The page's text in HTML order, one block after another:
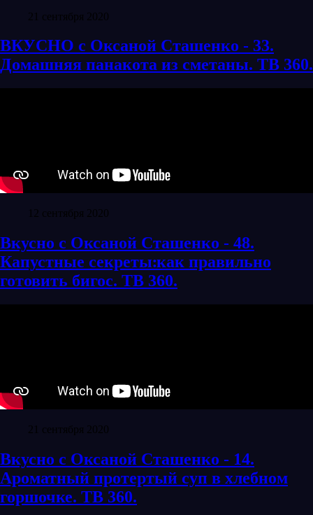
21 сентября 2020
ВКУСНО с Оксаной Сташенко - 33.
Домашняя панакота из сметаны. ТВ 360.
12 сентября 2020
Вкусно с Оксаной Сташенко - 48.
Капустные секреты׃ как правильно
готовить бигос. ТВ 360.
21 сентября 2020
Вкусно с Оксаной Сташенко - 14.
Ароматный протертый суп в хлебном
горшочке. ТВ 360.